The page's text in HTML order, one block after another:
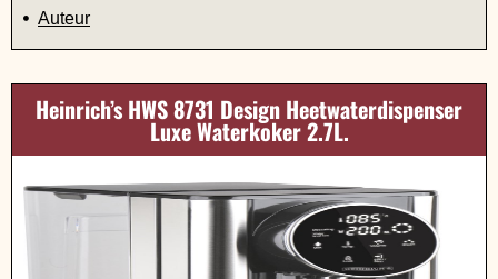
Auteur
Heinrich’s HWS 8731 Design Heetwaterdispenser
Luxe Waterkoker 2.7L.